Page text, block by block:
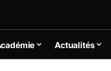
Actualités